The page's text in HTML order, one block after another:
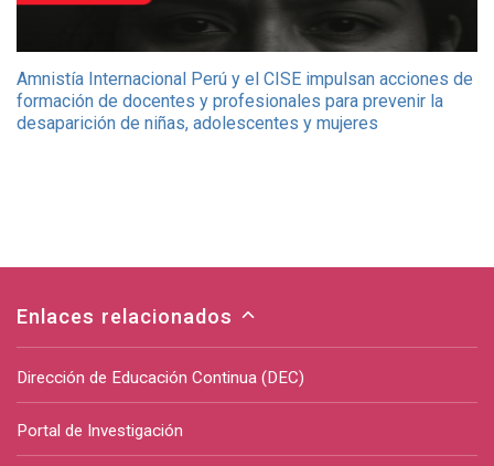
Amnistía Internacional Perú y el CISE impulsan acciones de
formación de docentes y profesionales para prevenir la
desaparición de niñas, adolescentes y mujeres
Enlaces relacionados
Dirección de Educación Continua (DEC)
Portal de Investigación